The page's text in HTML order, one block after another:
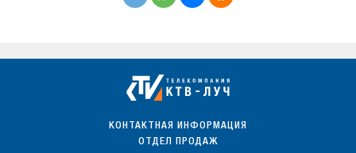
КОНТАКТНАЯ ИНФОРМАЦИЯ
ОТДЕЛ ПРОДАЖ